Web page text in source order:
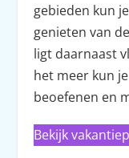
gebieden kun
genieten van
ligt daarnaast
het meer kun
beoefenen en
Bekijk